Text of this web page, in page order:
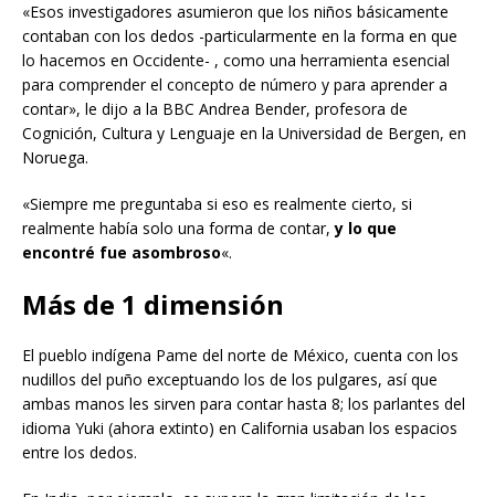
«Esos investigadores asumieron que los niños básicamente
contaban con los dedos -particularmente en la forma en que
lo hacemos en Occidente- , como una herramienta esencial
para comprender el concepto de número y para aprender a
contar», le dijo a la BBC Andrea Bender, profesora de
Cognición, Cultura y Lenguaje en la Universidad de Bergen, en
Noruega.
«Siempre me preguntaba si eso es realmente cierto, si
realmente había solo una forma de contar,y lo que
encontré fue asombroso«.
Más de 1 dimensión
El pueblo indígena Pame del norte de México, cuenta con los
nudillos del puño exceptuando los de los pulgares, así que
ambas manos les sirven para contar hasta 8; los parlantes del
idioma Yuki (ahora extinto) en California usaban los espacios
entre los dedos.